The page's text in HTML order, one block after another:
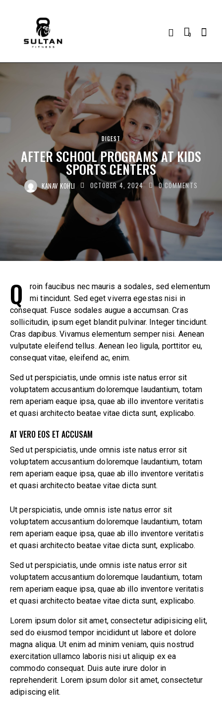
0
DIGEST
AFTER SCHOOL PROGRAMS AT KIDS
SPORTS CENTERS
KANAV KOHLI OCTOBER 4, 2024 0COMMENTS
Q
roin faucibus nec mauris a sodales, sed elementum
mi tincidunt. Sed eget viverra egestas nisi in
consequat. Fusce sodales augue a accumsan. Cras
sollicitudin, ipsum eget blandit pulvinar. Integer tincidunt.
Cras dapibus. Vivamus elementum semper nisi. Aenean
vulputate eleifend tellus. Aenean leo ligula, porttitor eu,
consequat vitae, eleifend ac, enim.
Sed ut perspiciatis, unde omnis iste natus error sit
voluptatem accusantium doloremque laudantium, totam
rem aperiam eaque ipsa, quae ab illo inventore veritatis
et quasi architecto beatae vitae dicta sunt, explicabo.
AT VERO EOS ET ACCUSAM
Sed ut perspiciatis, unde omnis iste natus error sit
voluptatem accusantium doloremque laudantium, totam
rem aperiam eaque ipsa, quae ab illo inventore veritatis
et quasi architecto beatae vitae dicta sunt.
Ut perspiciatis, unde omnis iste natus error sit
voluptatem accusantium doloremque laudantium, totam
rem aperiam eaque ipsa, quae ab illo inventore veritatis
et quasi architecto beatae vitae dicta sunt, explicabo.
Sed ut perspiciatis, unde omnis iste natus error sit
voluptatem accusantium doloremque laudantium, totam
rem aperiam eaque ipsa, quae ab illo inventore veritatis
et quasi architecto beatae vitae dicta sunt, explicabo.
Lorem ipsum dolor sit amet, consectetur adipisicing elit,
sed do eiusmod tempor incididunt ut labore et dolore
magna aliqua. Ut enim ad minim veniam, quis nostrud
exercitation ullamco laboris nisi ut aliquip ex ea
commodo consequat. Duis aute irure dolor in
reprehenderit. Lorem ipsum dolor sit amet, consectetur
adipiscing elit.